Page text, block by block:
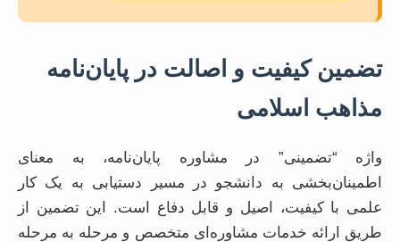
تضمین کیفیت و اصالت در پایان‌نامه
مذاهب اسلامی
واژه “تضمینی” در مشاوره پایان‌نامه، به معنای
اطمینان‌بخشی به دانشجو در مسیر دستیابی به یک کار
علمی با کیفیت، اصیل و قابل دفاع است. این تضمین از
طریق ارائه خدمات مشاوره‌ای متخصص و مرحله به مرحله